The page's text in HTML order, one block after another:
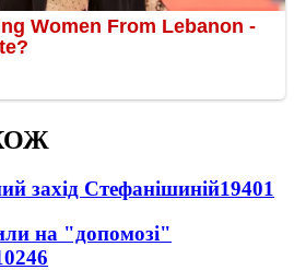
захід Стефанішиній19401
на "допомозі"